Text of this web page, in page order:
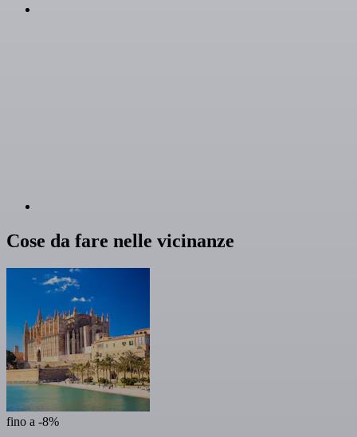
Cose da fare nelle vicinanze
fino a -8%